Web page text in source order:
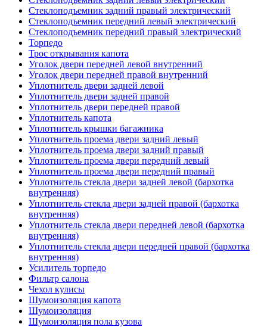
Стеклоподъемник задний правый электрический
Стеклоподъемник передний левый электрический
Стеклоподъемник передний правый электрический
Торпедо
Трос открывания капота
Уголок двери передней левой внутренний
Уголок двери передней правой внутренний
Уплотнитель двери задней левой
Уплотнитель двери задней правой
Уплотнитель двери передней правой
Уплотнитель капота
Уплотнитель крышки багажника
Уплотнитель проема двери задний левый
Уплотнитель проема двери задний правый
Уплотнитель проема двери передний левый
Уплотнитель проема двери передний правый
Уплотнитель стекла двери задней левой (бархотка
внутренняя)
Уплотнитель стекла двери задней правой (бархотка
внутренняя)
Уплотнитель стекла двери передней левой (бархотка
внутренняя)
Уплотнитель стекла двери передней правой (бархотка
внутренняя)
Усилитель торпедо
Фильтр салона
Чехол кулисы
Шумоизоляция капота
Шумоизоляция
Шумоизоляция пола кузова